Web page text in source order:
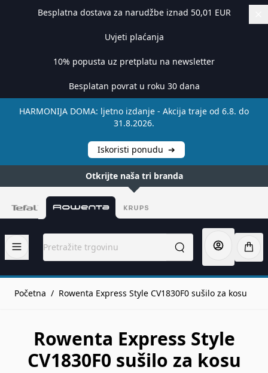
Besplatna dostava za narudžbe iznad 50,01 EUR
Uvjeti plaćanja
10% popusta uz pretplatu na newsletter
Besplatan povrat u roku 30 dana
HARMONIJA DOMA: ljetno izdanje - Akcija traje od 6.8. do
31.8.2026.
Iskoristi ponudu ➔
Otkrijte naša tri branda
Preskoči na sadržaj
Pretražite
Početna / Rowenta Express Style CV1830F0 sušilo za kosu
Rowenta Express Style
CV1830F0 sušilo za kosu